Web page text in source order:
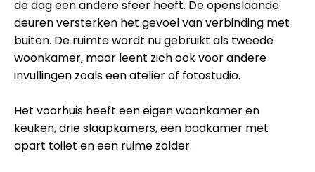
de dag een andere sfeer heeft. De openslaande
deuren versterken het gevoel van verbinding met
buiten. De ruimte wordt nu gebruikt als tweede
woonkamer, maar leent zich ook voor andere
invullingen zoals een atelier of fotostudio.
Het voorhuis heeft een eigen woonkamer en
keuken, drie slaapkamers, een badkamer met
apart toilet en een ruime zolder.